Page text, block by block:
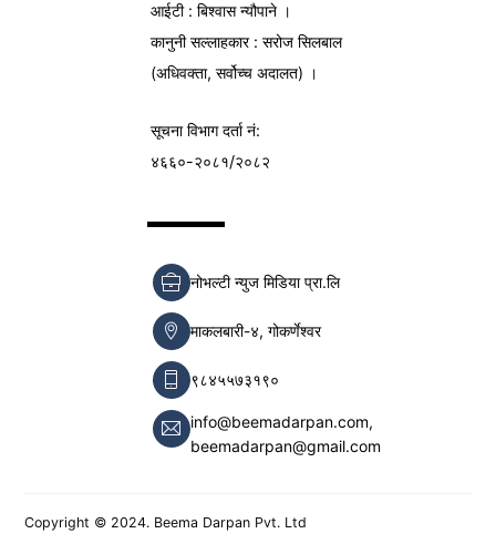
आईटी : बिश्वास न्यौपाने ।
कानुनी सल्लाहकार : सरोज सिलबाल
(अधिवक्ता, सर्वोच्च अदालत) ।
सूचना विभागदर्ता नं:
४६६०-२०८१/२०८२
नोभल्टी न्युज मिडिया प्रा.लि
माकलबारी-४, गोकर्णेश्वर
९८४५५७३१९०
info@beemadarpan.com,
beemadarpan@gmail.com
Copyright © 2024. Beema Darpan Pvt. Ltd